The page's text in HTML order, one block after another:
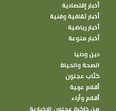
أخبار إقتصادية
أخبار ثقافية وفنية
أخبار رياضية
أخبار منوعة
دين ودنيا
الصحة والحياة
كتًاب عجلون
أقلام عربية
أقلام وأراء